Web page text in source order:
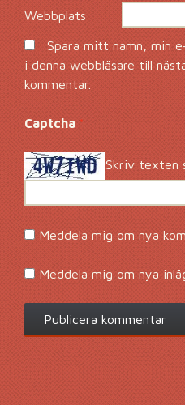
Webbplats
Spara mitt namn, min
i denna webbläsare till
kommentar.
Captcha*
Skriv texten
Meddela mig om nya
Meddela mig om nya